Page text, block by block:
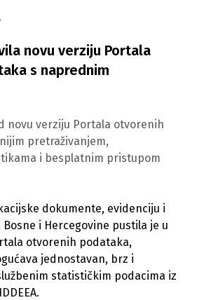
novu verziju Portala
s naprednim
novu verziju Portala otvorenih
pretraživanjem,
i besplatnim pristupom
dokumente, evidenciju i
i Hercegovine pustila je u
otvorenih podataka,
jednostavan, brz i
statističkim podacima iz